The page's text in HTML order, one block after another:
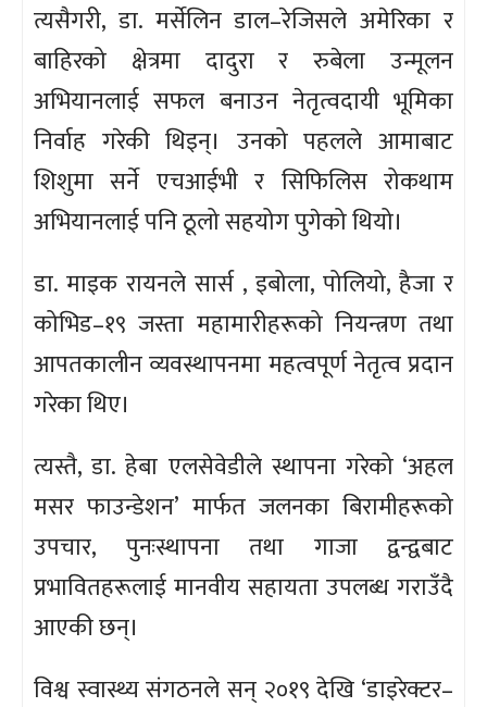
त्यसैगरी, डा. मर्सेलिन डाल–रेजिसले अमेरिका र
बाहिरको क्षेत्रमा दादुरा र रुबेला उन्मूलन
अभियानलाई सफल बनाउन नेतृत्वदायी भूमिका
निर्वाह गरेकी थिइन्। उनको पहलले आमाबाट
शिशुमा सर्ने एचआईभी र सिफिलिस रोकथाम
अभियानलाई पनि ठूलो सहयोग पुगेको थियो।
डा. माइक रायनले सार्स , इबोला, पोलियो, हैजा र
कोभिड–१९ जस्ता महामारीहरूको नियन्त्रण तथा
आपतकालीन व्यवस्थापनमा महत्वपूर्ण नेतृत्व प्रदान
गरेका थिए।
त्यस्तै, डा. हेबा एलसेवेडीले स्थापना गरेको ‘अहल
मसर फाउन्डेशन’ मार्फत जलनका बिरामीहरूको
उपचार, पुनःस्थापना तथा गाजा द्वन्द्वबाट
प्रभावितहरूलाई मानवीय सहायता उपलब्ध गराउँदै
आएकी छन्।
विश्व स्वास्थ्य संगठनले सन् २०१९ देखि ‘डाइरेक्टर–